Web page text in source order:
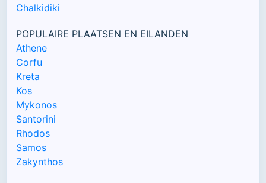
Chalkidiki
POPULAIRE PLAATSEN EN EILANDEN
Athene
Corfu
Kreta
Kos
Mykonos
Santorini
Rhodos
Samos
Zakynthos